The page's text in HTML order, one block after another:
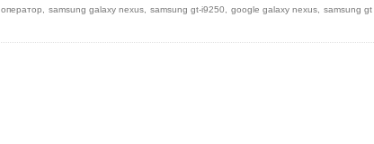
оператор samsung galaxy nexus samsung gt-i9250 google galaxy nexus samsung